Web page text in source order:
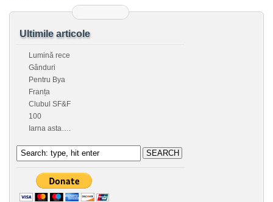
Ultimile articole
Lumină rece
Gânduri
Pentru Bya
Franța
Clubul SF&F
100
Iarna asta….